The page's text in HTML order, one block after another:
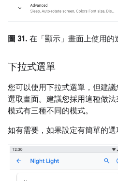
圖 31. 在「顯示」畫面上使用的
下拉式選單
您可以使用下拉式選單，但建
選取畫面。建議您採用這種做
模式有三種不同的模式。
如有需要，如果設定有簡單的選